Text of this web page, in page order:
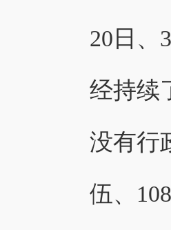
20日、
经持续
没有行
伍、